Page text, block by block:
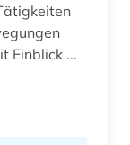
Einblick ...